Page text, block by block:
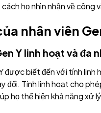
họ nhìn nhận về công
nhân viên
Ylinh hoạt và đa
được biết đến với tính
đổi. Tính linh hoạt cho
họ thể hiện khả năng xử